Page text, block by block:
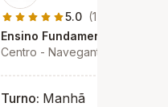
5.0 (1)
Ensino Fundamental II
Centro - Navegantes - SC
Turno: Manhã